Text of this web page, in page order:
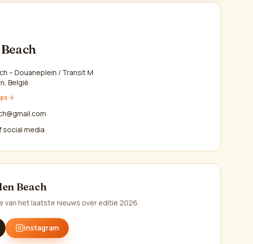
– Douaneplein / Transit M
, België
social media
Beach
van het laatste nieuws over editie 2026.
Instagram